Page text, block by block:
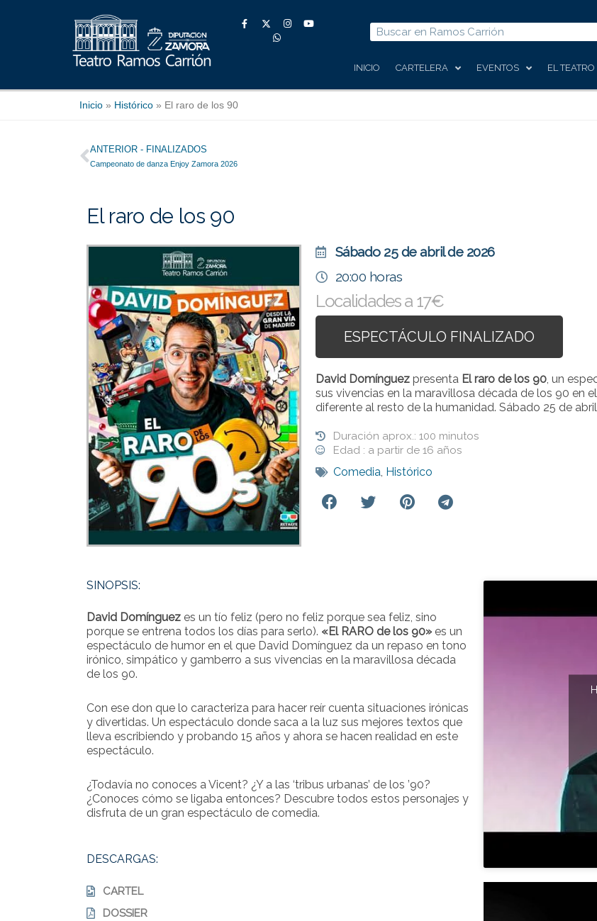
a
-
n
m
o
a
t
INICIO CARTELERA EVENTOS EL TEATRO
Inicio » Histórico » El raro de los 90
Ant
ANTERIOR - FINALIZADOS
Campeonato de danza Enjoy Zamora 2026
El raro de los 90
Sábado 25 de abril de 2026
20:00 horas
Localidades a 17€
ESPECTÁCULO FINALIZADO
David Domínguezpresenta El raro de los 90, un
sus vivencias en la maravillosa década de los 90 en
diferente al resto de la humanidad. Sábado 25 de
Duración aprox.: 100 minutos
Edad : a partir de 16 años
Comedia, Histórico
SINOPSIS:
David Domínguez es un tío feliz (pero no feliz porque sea feliz, sino
porque se entrena todos los días para serlo). «El RARO de los 90»es un
espectáculo de humor en el que David Domínguez da un repaso en tono
irónico, simpático y gamberro a sus vivencias en la maravillosa década
de los 90.
Con ese don que lo caracteriza para hacer reír cuenta situaciones irónicas
y divertidas. Un espectáculo donde saca a la luz sus mejores textos que
lleva escribiendo y probando 15 años y ahora se hacen realidad en este
espectáculo.
¿Todavía no conoces a Vicent? ¿Y a las ‘tribus urbanas’ de los ’90?
¿Conoces cómo se ligaba entonces? Descubre todos estos personajes y
disfruta de un gran espectáculo de comedia.
DESCARGAS:
CARTEL
DOSSIER